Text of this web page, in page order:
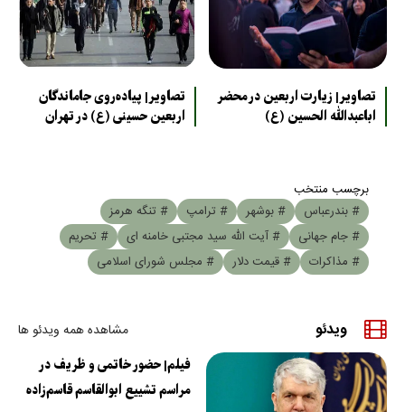
تصاویر| زیارت اربعین در محضر
اباعبدالله الحسین (ع)
تصاویر| پیاده‌روی جاماندگان
اربعین حسینی (ع) در تهران
برچسب منتخب
# بندرعباس
# بوشهر # ترامپ
# تنگه هرمز
# جام جهانی
# آیت الله سید مجتبی خامنه ای
# تحریم
# مذاکرات
# قیمت دلار # مجلس شورای اسلامی
ویدئو مشاهده همه ویدئو ها
فیلم| حضور خاتمی و ظریف در
مراسم تشییع ابوالقاسم قاسم‌زاده